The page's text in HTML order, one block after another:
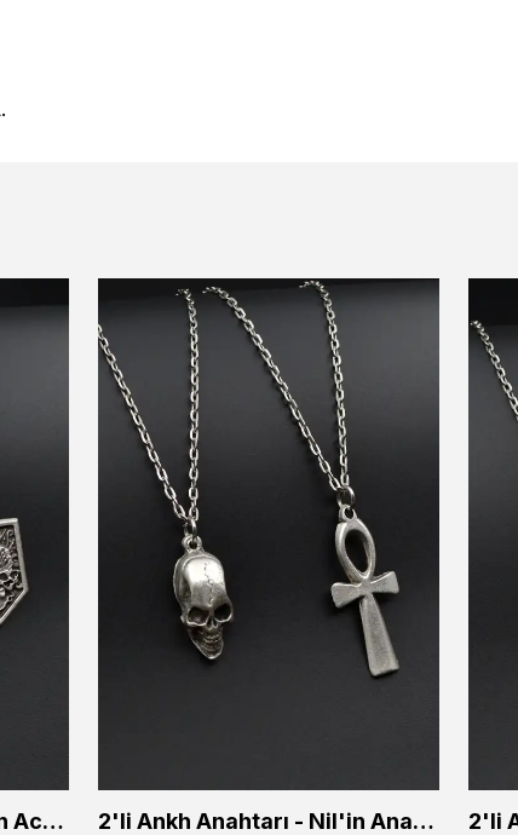
2'li Anime Attack On Titan Acrylic Maria Anime Naruto Erkek Kadın Kolye Seti 2'li Ankh Anahtarı - Nil'in Anahtarı - Kuru Kafa Erkek Kadın Kolye Seti